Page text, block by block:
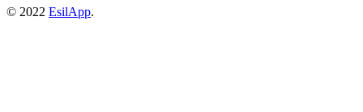
© 2022 EsilApp.